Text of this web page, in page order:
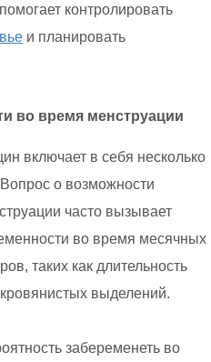
контролировать
и планировать
во время менструации
включает в себя несколько
о возможности
часто вызывает
во время месячных
таких как длительность
выделений.
забеременеть во